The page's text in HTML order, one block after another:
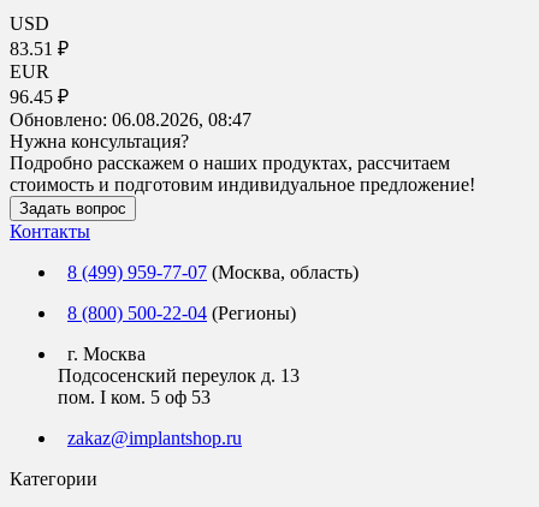
USD
83.51 ₽
EUR
96.45 ₽
Обновлено: 06.08.2026, 08:47
Нужна консультация?
Подробно расскажем о наших продуктах, рассчитаем
стоимость и подготовим индивидуальное предложение!
Задать вопрос
Контакты
8 (499) 959-77-07 (Москва, область)
8 (800) 500-22-04 (Регионы)
г. Москва
Подсосенский переулок д. 13
пом. I ком. 5 оф 53
zakaz@implantshop.ru
Категории